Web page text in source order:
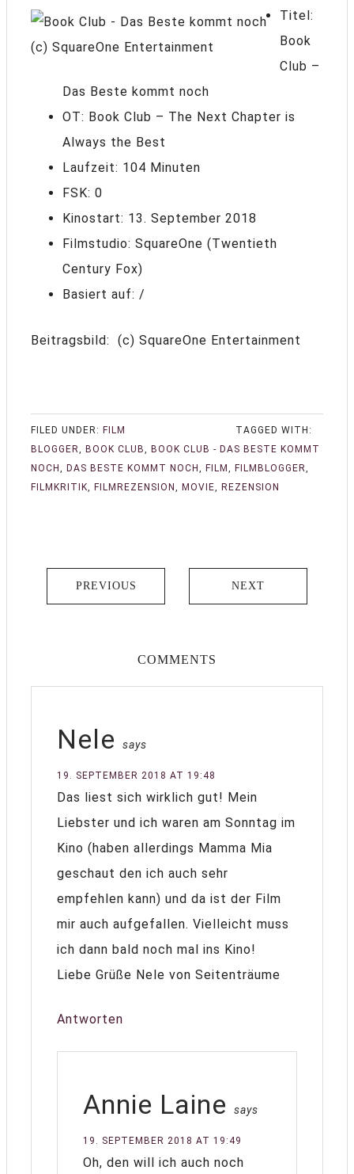
(c) SquareOne Entertainment
Titel:
Book
Club –
Das Beste kommt noch
OT: Book Club – The Next Chapter is
Always the Best
Laufzeit: 104 Minuten
FSK: 0
Kinostart: 13. September 2018
Filmstudio: SquareOne (Twentieth
Century Fox)
Basiert auf: /
Beitragsbild: (c) SquareOne Entertainment
FILED UNDER: FILM
TAGGED WITH:
BLOGGER, BOOK CLUB, BOOK CLUB - DAS BESTE KOMMT
NOCH , DAS BESTE KOMMT NOCH , FILM , FILMBLOGGER,
FILMKRITIK, FILMREZENSION , MOVIE, REZENSION
PREVIOUS NEXT
COMMENTS
Nele says
19. SEPTEMBER 2018 AT 19:48
Das liest sich wirklich gut! Mein
Liebster und ich waren am Sonntag im
Kino (haben allerdings Mamma Mia
geschaut den ich auch sehr
empfehlen kann) und da ist der Film
mir auch aufgefallen. Vielleicht muss
ich dann bald noch mal ins Kino!
Liebe Grüße Nele von Seitenträume
Antworten
Annie Laine says
19. SEPTEMBER 2018 AT 19:49
Oh, den will ich auch noch